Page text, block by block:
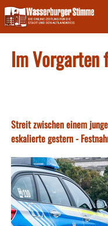
Skip
to
content
Im Vorgarten
Streit zwischen einem
eskalierte gestern -